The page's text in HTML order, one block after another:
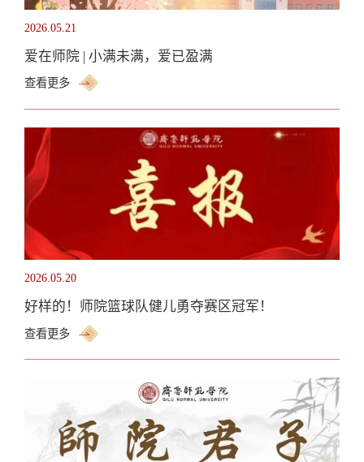
2026.05.21
爱在师院 | 小满未满，爱已盈满
查看更多
2026.05.20
好样的！师院篮球队健儿勇夺赛区冠军！
查看更多